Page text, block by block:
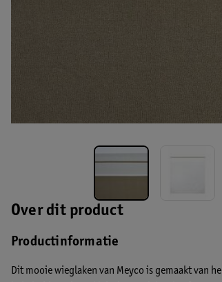
Over dit product
Productinformatie
Dit mooie wieglaken van Meyco is gemaakt van